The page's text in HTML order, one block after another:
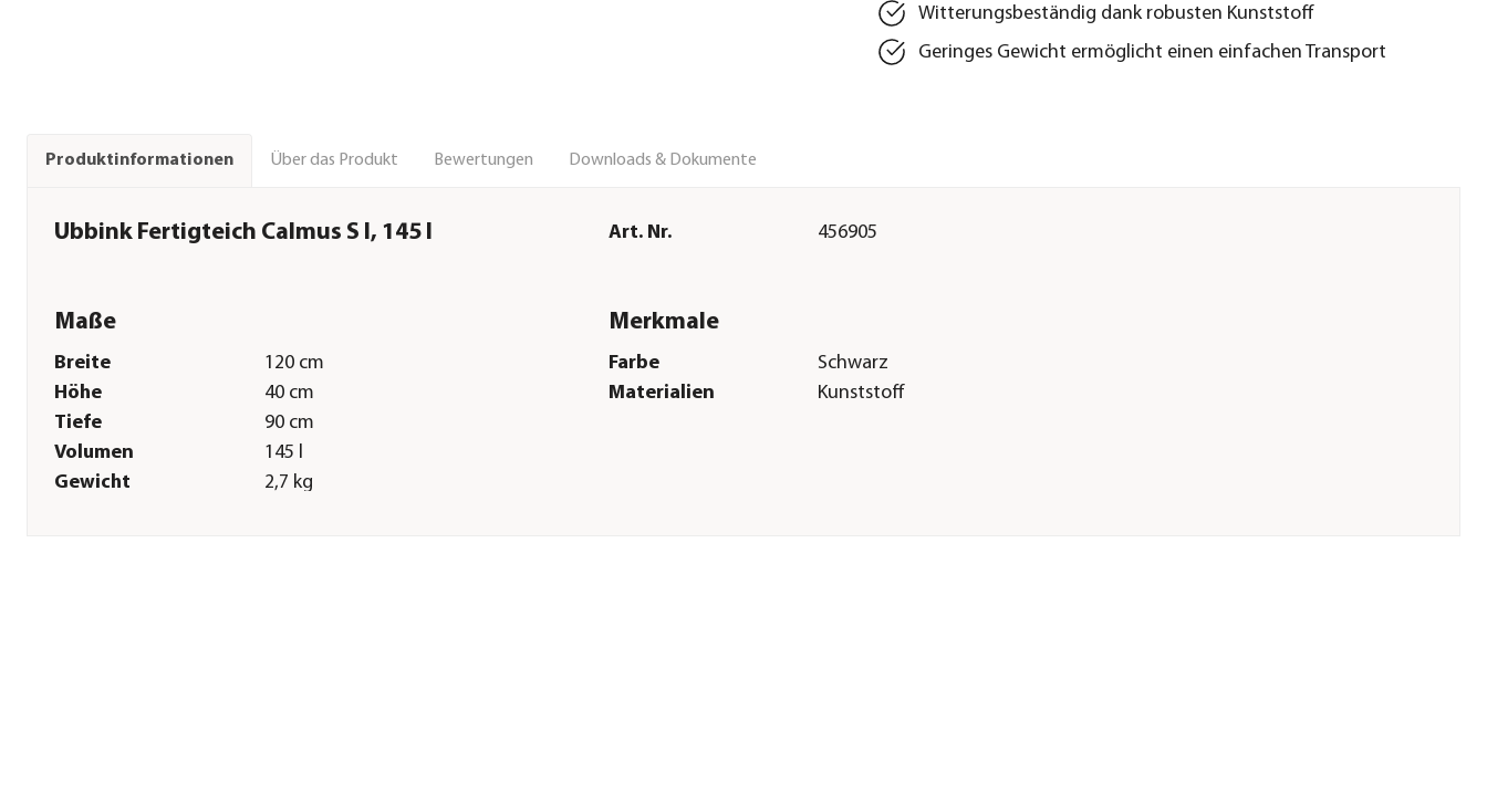
Witterungsbeständig dank robusten Kunststoff
Geringes Gewicht ermöglicht einen einfachen Transport
Produktinformationen Über das Produkt Bewertungen Downloads & Dokumente
Ubbink Fertigteich Calmus S I, 145 l Art. Nr. 456905
Maße
Breite
120 cm
Höhe
40 cm
Tiefe
90 cm
Volumen
145 l
Gewicht
2,7 kg
Merkmale
Farbe
Schwarz
Materialien
Kunststoff